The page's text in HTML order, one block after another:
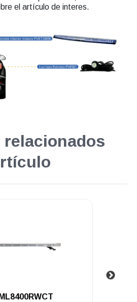
el artículo de interes.
PVLTE368A